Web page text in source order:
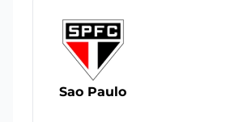
Sao Paulo